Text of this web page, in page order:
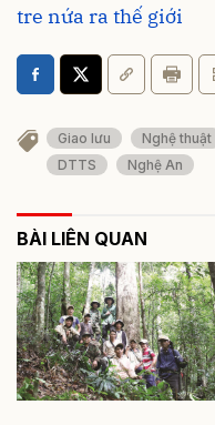
tre nứa ra thế giới
Giao lưu Nghệ thuật
DTTS
Nghệ An
BÀI LIÊN QUAN